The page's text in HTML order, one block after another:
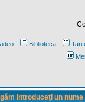
Biblioteca
introduceţi un